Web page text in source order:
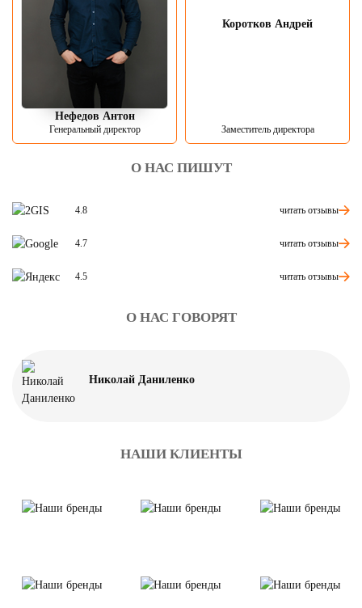
Нефедов Антон
Генеральный директор
Коротков Андрей
Заместитель директора
О НАС ПИШУТ
4.8 читать отзывы
4.7 читать отзывы
4.5 читать отзывы
О НАС ГОВОРЯТ
Николай Даниленко
НАШИ КЛИЕНТЫ